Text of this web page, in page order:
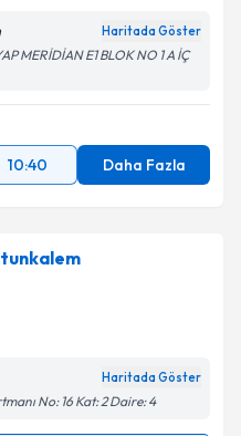
Haritada Göster
MERİDİAN E1 BLOK NO 1 A İÇ
10:40 Daha Fazla
Haritada Göster
No: 16 Kat: 2 Daire: 4